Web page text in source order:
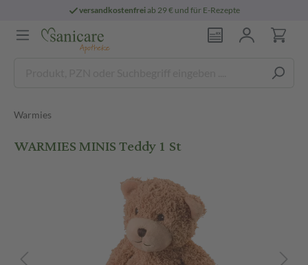
versandkostenfreiab 29 € und für E-Rezepte
Warmies
WARMIES MINIS Teddy 1 St